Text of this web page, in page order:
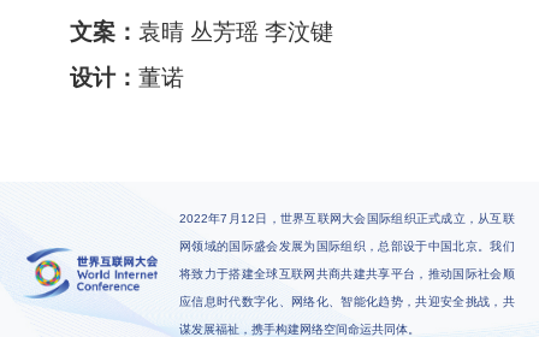
文案： 袁晴 丛芳瑶 李汶键
设计：董诺
2022年7月12日，世界互联网大会国际组织正式成立，从互联
网领域的国际盛会发展为国际组织，总部设于中国北京。我们
将致力于搭建全球互联网共商共建共享平台，推动国际社会顺
应信息时代数字化、网络化、智能化趋势，共迎安全挑战，共
谋发展福祉，携手构建网络空间命运共同体。